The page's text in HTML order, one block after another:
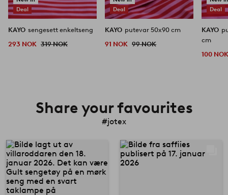
Deal
KAYO sengesett enkeltseng
293 NOK 319 NOK
Deal
KAYO putevar 50x90 cm
91 NOK 99 NOK
Deal
KAYO
cm
100
Share your favourites
#jotex